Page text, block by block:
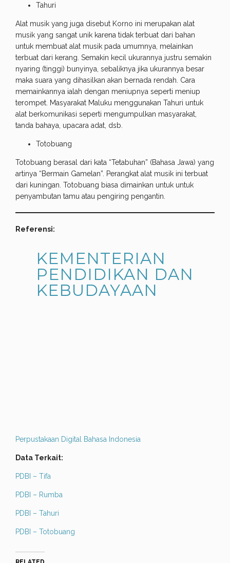
Tahuri
Alat musik yang juga disebut Korno ini merupakan alat
musik yang sangat unik karena tidak terbuat dari bahan
untuk membuat alat musik pada umumnya, melainkan
terbuat dari kerang. Semakin kecil ukurannya justru semakin
nyaring (tinggi) bunyinya, sebaliknya jika ukurannya besar
maka suara yang dihasilkan akan bernada rendah. Cara
memainkannya ialah dengan meniupnya seperti meniup
terompet. Masyarakat Maluku menggunakan Tahuri untuk
alat berkomunikasi seperti mengumpulkan masyarakat,
tanda bahaya, upacara adat, dsb.
Totobuang
Totobuang berasal dari kata “Tetabuhan” (Bahasa Jawa) yang
artinya “Bermain Gamelan”. Perangkat alat musik ini terbuat
dari kuningan. Totobuang biasa dimainkan untuk untuk
penyambutan tamu atau pengiring pengantin.
Referensi:
KEMENTERIAN
PENDIDIKAN DAN
KEBUDAYAAN
Perpustakaan Digital Bahasa Indonesia
Data Terkait:
PDBI – Tifa
PDBI – Rumba
PDBI – Tahuri
PDBI – Totobuang